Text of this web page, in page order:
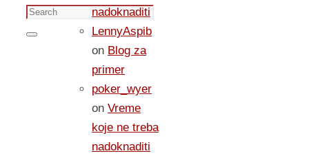
Search
for:
Search
nadoknaditi
LennyAspib
on Blog za
primer
poker_wyer
on Vreme
koje ne treba
nadoknaditi